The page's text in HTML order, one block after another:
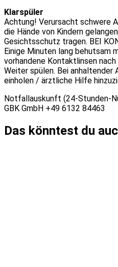
Klarspüler
Achtung! Verursacht schwere
die Hände von Kindern
Gesichtsschutz tragen. BEI
Einige Minuten lang behutsam
vorhandene Kontaktlinsen
Weiter spülen. Bei anhaltender
einholen / ärztliche Hilfe
Notfallauskunft (24-Stunden-
GBK GmbH +49 6132 84463
Das könntest du